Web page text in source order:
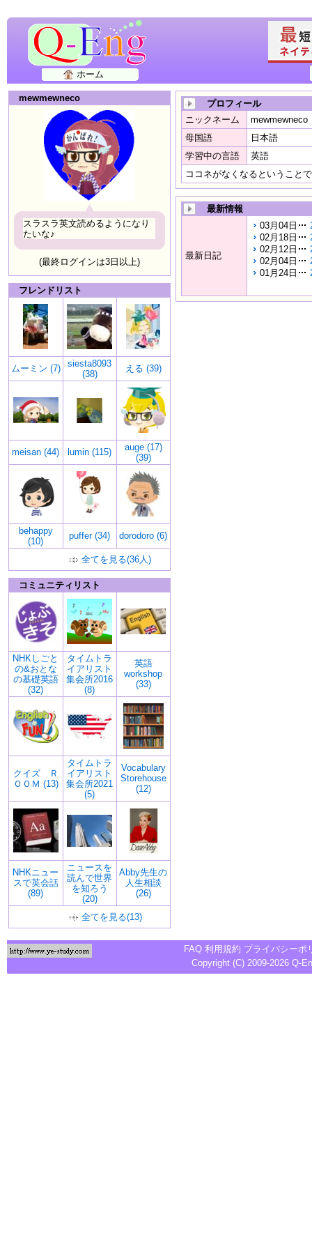
ホーム
mewmewneco
スラスラ英文読めるようになり
たいな♪
(最終ログインは3日以上)
フレンドリスト
ムーミン (7)
siesta8093
(38)
える (39)
meisan (44) lumin (115)
auge (17)
(39)
behappy
(10)
puffer (34) dorodoro (6)
全てを見る(36人)
コミュニティリスト
NHKしごと
の&おとな
の基礎英語
(32)
タイムトラ
イアリスト
集会所2016
(8)
英語
workshop
(33)
クイズ Ｒ
ＯＯＭ (13)
タイムトラ
イアリスト
集会所2021
(5)
Vocabulary
Storehouse
(12)
NHKニュー
スで英会話
(89)
ニュースを
読んで世界
を知ろう
(20)
Abby先生の
人生相談
(26)
全てを見る(13)
プロフィール
ニックネーム
mewmewneco
母国語
日本語
学習中の言語
英語
ココネがなくなるということ
最新情報
最新日記
03月04日
02月18日
02月12日
02月04日
01月24日
FAQ 利用規約 プライバシーポ
Copyright (C) 2009-2026 Q-